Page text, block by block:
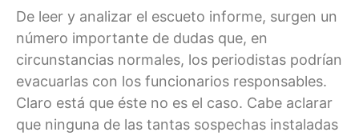
De leer y analizar el escueto informe, surgen un
número importante de dudas que, en
circunstancias normales, los periodistas podrían
evacuarlas con los funcionarios responsables.
Claro está que éste no es el caso. Cabe aclarar
que ninguna de las tantas sospechas instaladas